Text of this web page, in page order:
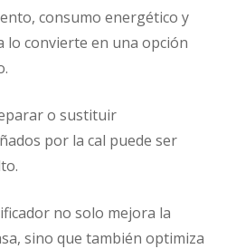
consumo energético y
lo convierte en una opción
o sustituir
por la cal puede ser
no solo mejora la
sino que también optimiza